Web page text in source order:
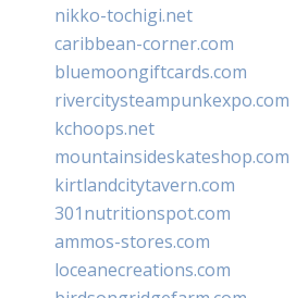
nikko-tochigi.net
caribbean-corner.com
bluemoongiftcards.com
rivercitysteampunkexpo.com
kchoops.net
mountainsideskateshop.com
kirtlandcitytavern.com
301nutritionspot.com
ammos-stores.com
loceanecreations.com